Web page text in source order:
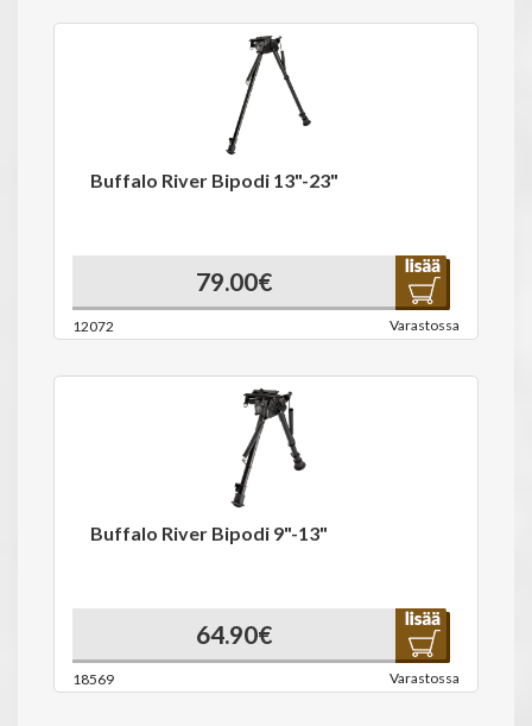
Buffalo River Bipodi 13"-23"
79.00€
12072 Varastossa
Buffalo River Bipodi 9"-13"
64.90€
18569 Varastossa